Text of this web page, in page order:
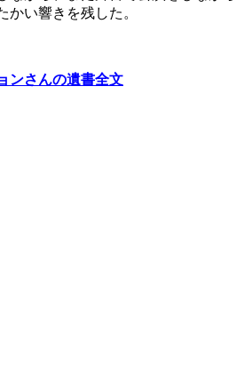
かい響きを残した。
ンさんの遺書全文